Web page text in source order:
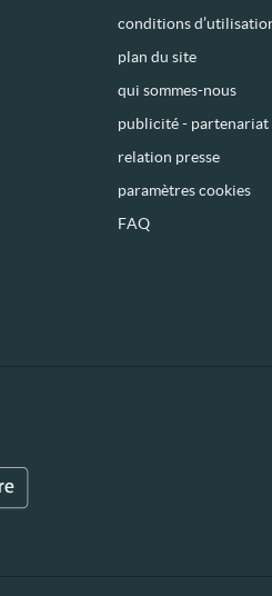
conditions
plan du site
qui sommes-nous
publicité - partenariat
relation presse
paramètres cookies
FAQ